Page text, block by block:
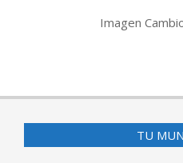
Imagen
11-
TU